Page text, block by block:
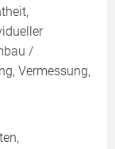
/
Vermessung,